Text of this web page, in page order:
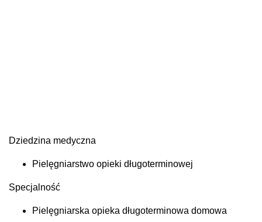
Dziedzina medyczna
Pielęgniarstwo opieki długoterminowej
Specjalność
Pielęgniarska opieka długoterminowa domowa